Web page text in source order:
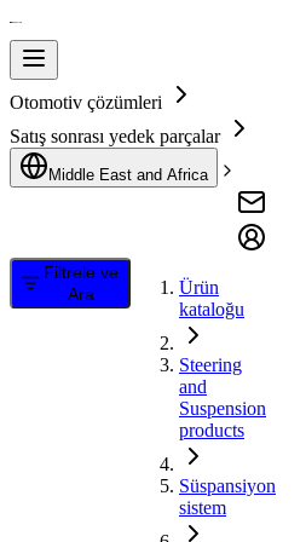
Otomotiv çözümleri
Satış sonrası yedek parçalar
Middle East and Africa
Filtrele ve
Ara
Ürün
kataloğu
Steering
and
Suspension
products
Süspansiyon
sistem